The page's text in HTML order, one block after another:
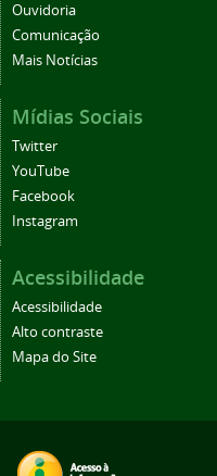
Ouvidoria
Comunicação
Mais Notícias
Mídias Sociais
Twitter
YouTube
Facebook
Instagram
Acessibilidade
Acessibilidade
Alto contraste
Mapa do Site